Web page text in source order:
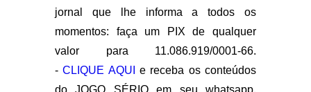
jornal que lhe informa a todos os
momentos: faça um PIX de qualquer
valor para 11.086.919/0001-66.
-CLIQUE AQUI
e receba os conteúdos